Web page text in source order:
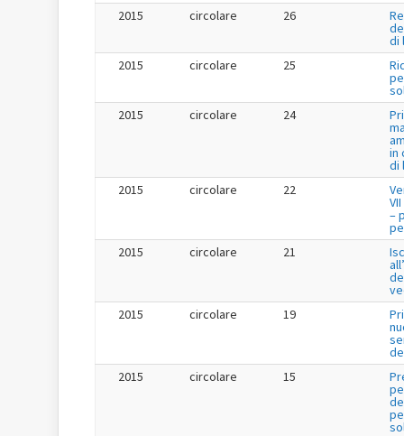
2015
circolare 26
di
2015
circolare 25
2015
circolare 24
in
di
2015
circolare 22
–
2015
circolare 21
2015
circolare 19
2015
circolare 15